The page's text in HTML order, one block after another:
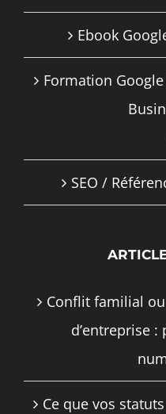
Ebook
Formation
SEO /
Conflit familial
d’entreprise
Ce que vos